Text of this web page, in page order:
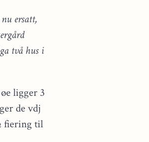
ersatt,
två hus i
ligger 3
de vdj
fiering til